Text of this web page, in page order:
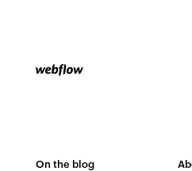
On the blog